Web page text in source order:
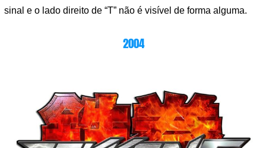
sinal e o lado direito de “T” não é visível de forma alguma.
2004